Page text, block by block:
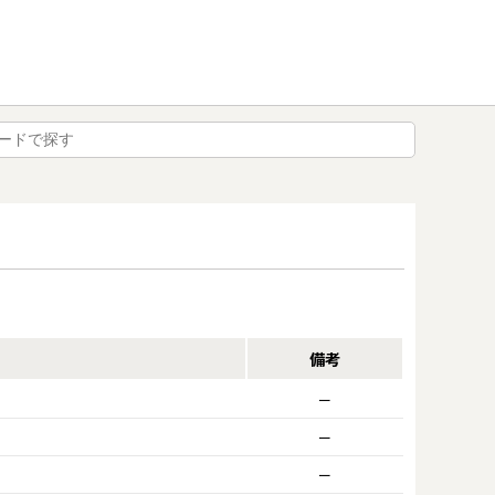
備考
ー
ー
ー